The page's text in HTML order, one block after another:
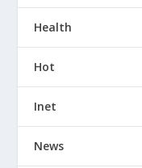
Health
Hot
Inet
News